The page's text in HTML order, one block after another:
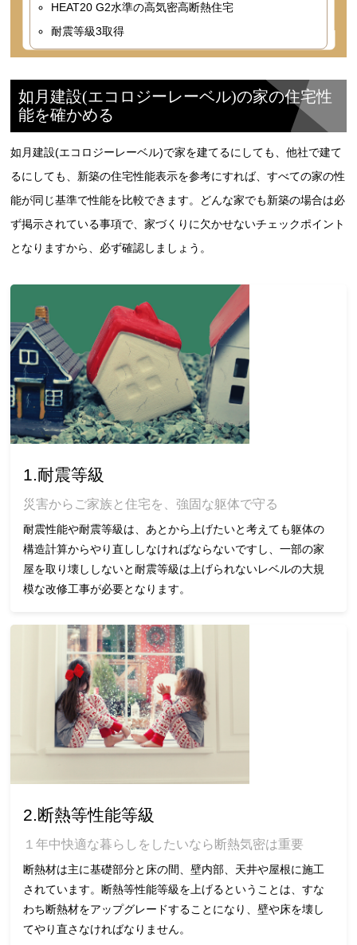
HEAT20 G2水準の高気密高断熱住宅
耐震等級3取得
如月建設(エコロジーレーベル)の家の住宅性
能を確かめる
如月建設(エコロジーレーベル)で家を建てるにしても、他社で建て
るにしても、新築の住宅性能表示を参考にすれば、すべての家の性
能が同じ基準で性能を比較できます。どんな家でも新築の場合は必
ず掲示されている事項で、家づくりに欠かせないチェックポイント
となりますから、必ず確認しましょう。
1.耐震等級
災害からご家族と住宅を、強固な躯体で守る
耐震性能や耐震等級は、あとから上げたいと考えても躯体の
構造計算からやり直ししなければならないですし、一部の家
屋を取り壊ししないと耐震等級は上げられないレベルの大規
模な改修工事が必要となります。
2.断熱等性能等級
１年中快適な暮らしをしたいなら断熱気密は重要
断熱材は主に基礎部分と床の間、壁内部、天井や屋根に施工
されています。断熱等性能等級を上げるということは、すな
わち断熱材をアップグレードすることになり、壁や床を壊し
てやり直さなければなりません。